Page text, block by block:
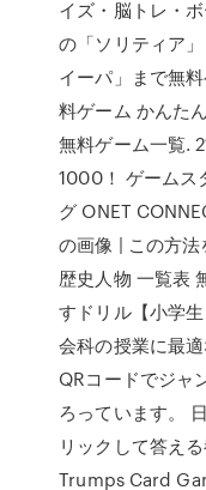
イズ・脳トレ・
の「ソリティア
イーパ」まで無
料ゲーム かんた
無料ゲーム一覧.
1000！ ゲームス
グ ONET
の画像 | この方
歴史人物 一覧表
すドリル【小学
会科の授業に最
QRコードでジャ
ろっています。
リックして答え
Trumps Card